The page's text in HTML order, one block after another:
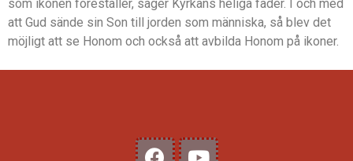
som ikonen föreställer, säger Kyrkans heliga fäder. I och med
att Gud sände sin Son till jorden som människa, så blev det
möjligt att se Honom och också att avbilda Honom på ikoner.